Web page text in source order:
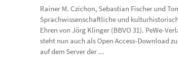
Rainer M. Czichon, Sebastian Fischer und
Sprachwissenschaftliche und
Ehren von Jörg Klinger (BBVO 31). PeWe-
steht nun auch als Open Access-Download
auf dem Server der ...